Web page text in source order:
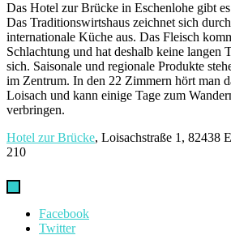
Das Hotel zur Brücke in Eschenlohe gibt
Das Traditionswirtshaus zeichnet sich
internationale Küche aus. Das Fleisch
Schlachtung und hat deshalb keine langen
sich. Saisonale und regionale Produkte
im Zentrum. In den 22 Zimmern hört man
Loisach und kann einige Tage zum
verbringen.
Hotel zur Brücke, Loisachstraße 1, 82438
210
Facebook
Twitter